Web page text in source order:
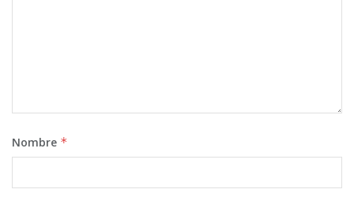
Nombre *